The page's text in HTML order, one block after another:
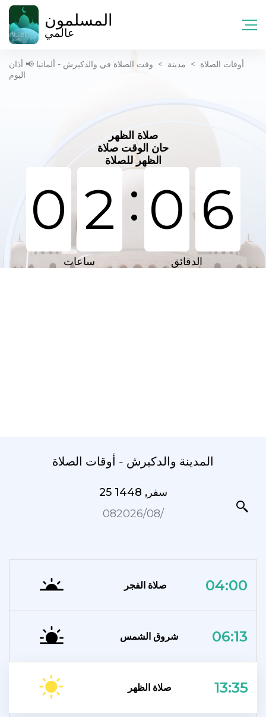
المسلمون
عالمي
أوقات الصلاة > مدينة > وقت الصلاة في والدکیرش - ألمانيا 📢 أذان
اليوم
صلاة الظهر
حان الوقت صلاة
الظهر للصلاة
0 2 : 0 6
ساعات الدقائق
المدينة والدکیرش - أوقات الصلاة
25 سفر, 1448
08‏/08‏/2026
صلاة الفجر 04:00
شروق الشمس 06:13
صلاة الظهر 13:35